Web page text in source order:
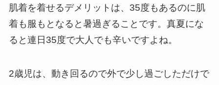
肌着を着せるデメリットは、35度もあるのに肌
着も服もとなると暑過ぎることです。真夏にな
ると連日35度で大人でも辛いですよね。
2歳児は、動き回るので外で少し過ごしただけで